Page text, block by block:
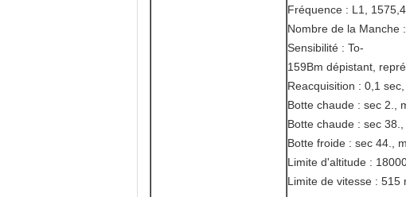
Fréquence : L1,
Nombre de la Manche
Sensibilité : To-
159Bm dépistant,
Reacquisition : 0,1
Botte chaude : sec 2.,
Botte chaude : sec 38.,
Botte froide : sec 44.,
Limite d'altitude :
Limite de vitesse : 515